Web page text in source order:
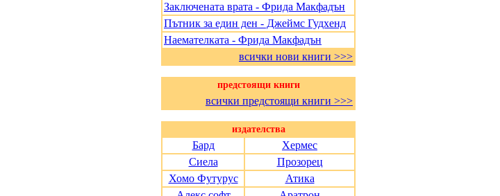
Заключената врата - Фрида Макфадън
Пътник за един ден - Джеймс Гудхенд
Наемателката - Фрида Макфадън
всички нови книги >>>
предстоящи книги
всички предстоящи книги >>>
издателства
Бард
Хермес
Сиела
Прозорец
Хомо Футурус
Атика